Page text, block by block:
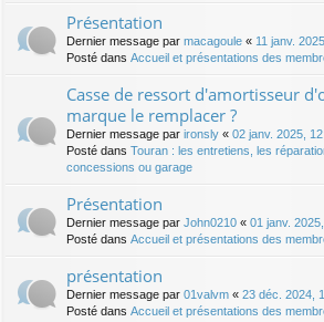
Présentation
Dernier message par macagoule « 11 janv.
Posté dans Accueil et présentations des
Casse de ressort d'amortisseur
marque le remplacer ?
Dernier message par ironsly « 02 janv. 2025,
Posté dans Touran : les entretiens, les
concessions ou garage
Présentation
Dernier message par John0210 « 01 janv.
Posté dans Accueil et présentations des
présentation
Dernier message par 01valvm « 23 déc. 2024,
Posté dans Accueil et présentations des